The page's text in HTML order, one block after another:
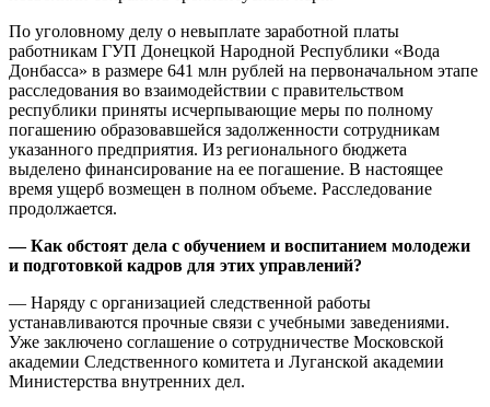
По уголовному делу о невыплате заработной платы
работникам ГУП Донецкой Народной Республики «Вода
Донбасса» в размере 641 млн рублей на первоначальном этапе
расследования во взаимодействии с правительством
республики приняты исчерпывающие меры по полному
погашению образовавшейся задолженности сотрудникам
указанного предприятия. Из регионального бюджета
выделено финансирование на ее погашение. В настоящее
время ущерб возмещен в полном объеме. Расследование
продолжается.
— Как обстоят дела с обучением и воспитанием молодежи
и подготовкой кадров для этих управлений?
— Наряду с организацией следственной работы
устанавливаются прочные связи с учебными заведениями.
Уже заключено соглашение о сотрудничестве Московской
академии Следственного комитета и Луганской академии
Министерства внутренних дел.